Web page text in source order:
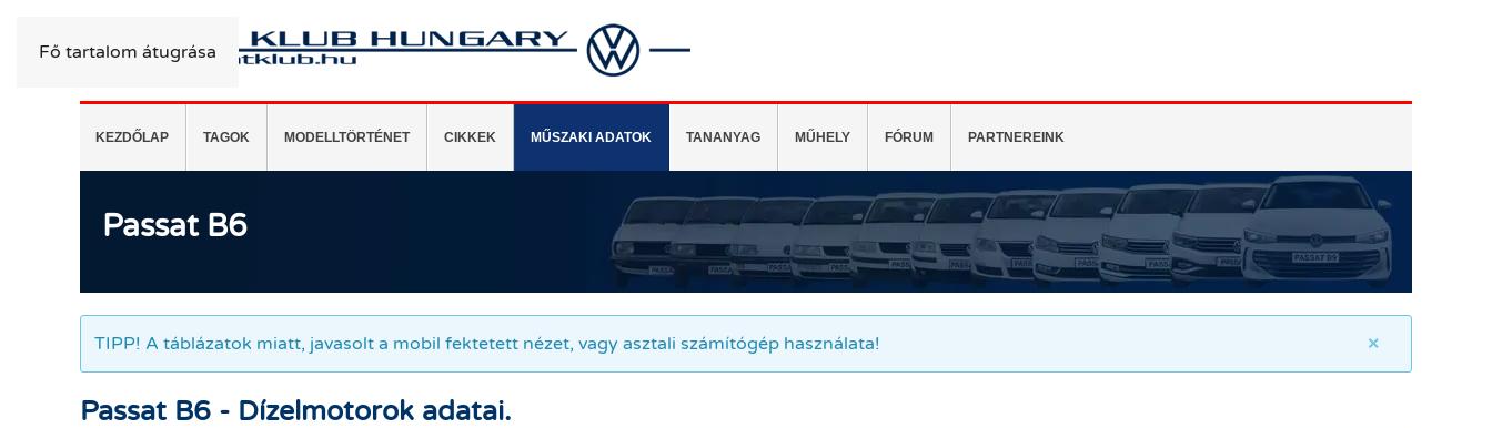
Fő tartalom átugrása
KEZDŐLAP TAGOK MODELLTÖRTÉNET CIKKEK MŰSZAKI ADATOK TANANYAG MŰHELY FÓRUM PARTNEREINK
Passat B6
TIPP! A táblázatok miatt, javasolt a mobil fektetett nézet, vagy asztali számítógép használata! ×
Passat B6
Passat B6 - Dízelmotorok adatai.